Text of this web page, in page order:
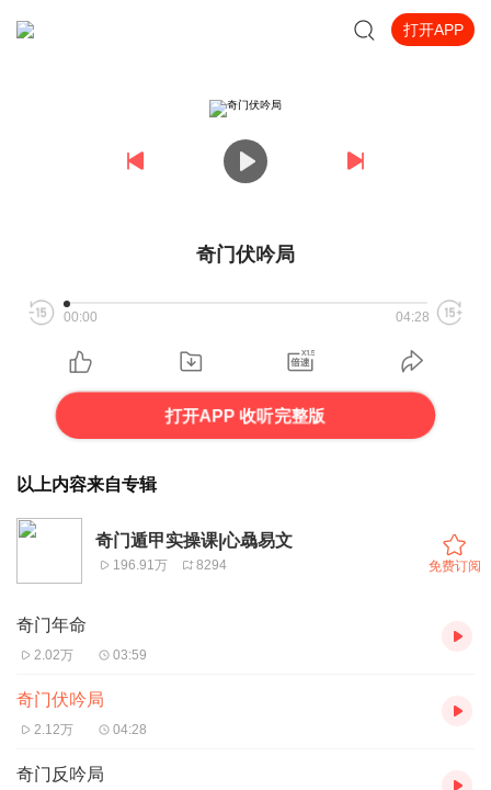
打开APP
奇门伏吟局
00:00 04:28
打开APP 收听完整版
以上内容来自专辑
奇门遁甲实操课|心骉易文
196.91万 8294 免费订阅
奇门年命
2.02万 03:59
奇门伏吟局
2.12万 04:28
奇门反吟局